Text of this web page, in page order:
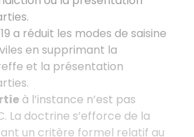
a réduit les modes de saisine
en supprimant la
et la présentation
à l’instance n’est pas
La doctrine s’efforce de la
un critère formel relatif au